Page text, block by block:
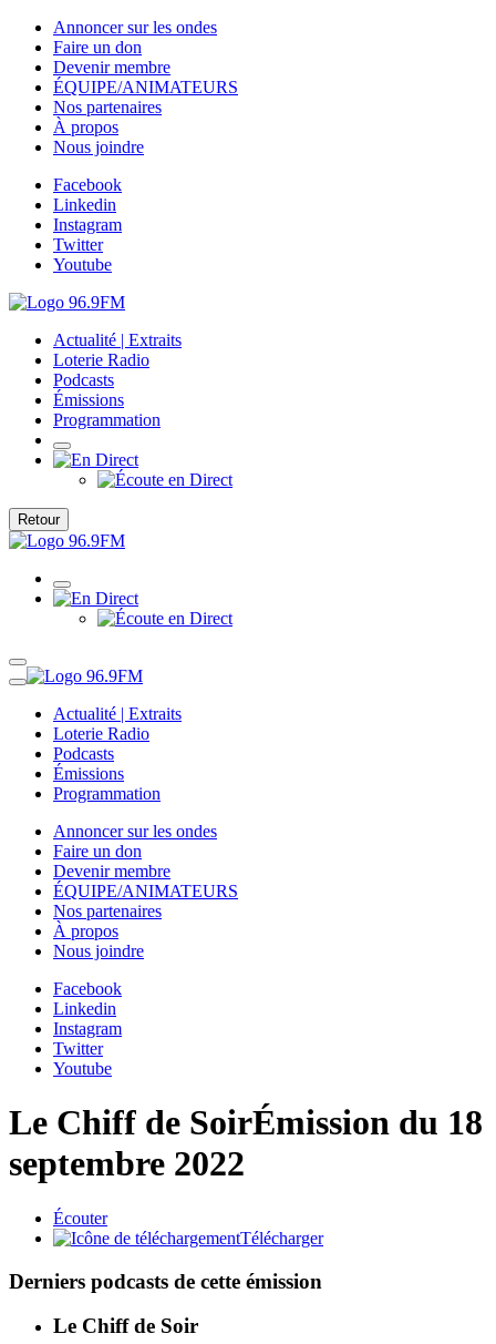
Annoncer sur les ondes
Faire un don
Devenir membre
ÉQUIPE/ANIMATEURS
Nos partenaires
À propos
Nous joindre
Facebook
Linkedin
Instagram
Twitter
Youtube
Actualité | Extraits
Loterie Radio
Podcasts
Émissions
Programmation
Retour
Actualité | Extraits
Loterie Radio
Podcasts
Émissions
Programmation
Annoncer sur les ondes
Faire un don
Devenir membre
ÉQUIPE/ANIMATEURS
Nos partenaires
À propos
Nous joindre
Facebook
Linkedin
Instagram
Twitter
Youtube
Le Chiff de SoirÉmission du 18
septembre 2022
Écouter
Télécharger
Derniers podcasts de cette émission
Le Chiff de Soir